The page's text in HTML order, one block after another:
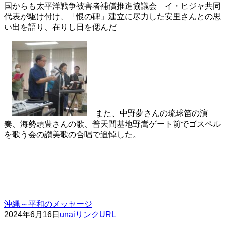
国からも太平洋戦争被害者補償推進協議会 イ・ヒジャ共同
代表が駆け付け、「恨の碑」建立に尽力した安里さんとの思
い出を語り、在りし日を偲んだ
また、中野夢さんの琉球笛の演
奏、海勢頭豊さんの歌、普天間基地野嵩ゲート前でゴスペル
を歌う会の讃美歌の合唱で追悼した。
沖縄～平和のメッセージ
2024年6月16日 unai リンクURL